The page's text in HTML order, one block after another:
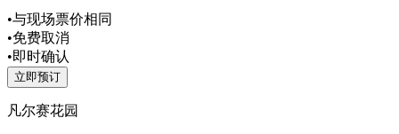
•与现场票价相同
•免费取消
•即时确认
立即预订
凡尔赛花园